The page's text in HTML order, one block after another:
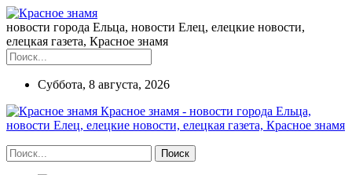
новости города Ельца, новости Елец, елецкие новости,
елецкая газета, Красное знамя
Суббота, 8 августа, 2026
Красное знамя - новости города Ельца,
новости Елец, елецкие новости, елецкая газета, Красное знамя